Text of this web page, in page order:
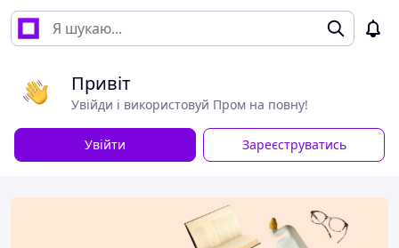
Привіт
Увійди і використовуй Пром на повну!
Увійти Зареєструватись